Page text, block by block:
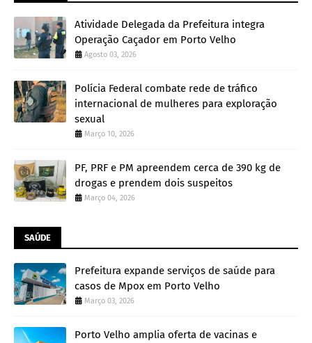
Atividade Delegada da Prefeitura integra
Operação Caçador em Porto Velho
Agosto 03, 2026
Polícia Federal combate rede de tráfico
internacional de mulheres para exploração
sexual
Março 10, 2026
PF, PRF e PM apreendem cerca de 390 kg de
drogas e prendem dois suspeitos
Março 04, 2026
SAÚDE
Prefeitura expande serviços de saúde para
casos de Mpox em Porto Velho
Março 03, 2026
Porto Velho amplia oferta de vacinas e